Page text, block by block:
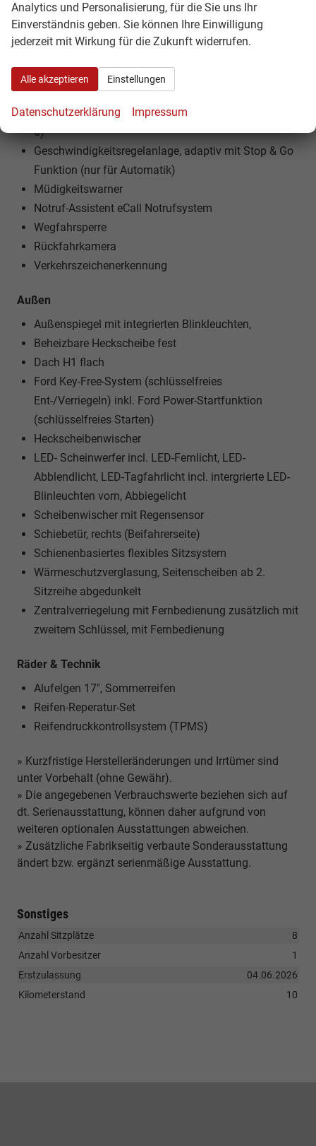
Sicherheit & Assistenz
Airbags: Beifahrerseite inkl. Deaktivierungsfunktion -
Elektronisches Sicherheits- und Stabilitätsprogramm
(ESP) zusätzlich mit elektronischem
Bremskraftverstärker (siehe Technologie-Paket 5 und
6)
Geschwindigkeitsregelanlage, adaptiv mit Stop & Go
Funktion (nur für Automatik)
Müdigkeitswarner
Notruf-Assistent eCall Notrufsystem
Wegfahrsperre
Rückfahrkamera
Verkehrszeichenerkennung
Außen
Außenspiegel mit integrierten Blinkleuchten,
Beheizbare Heckscheibe fest
Dach H1 flach
Ford Key-Free-System (schlüsselfreies
Ent-/Verriegeln) inkl. Ford Power-Startfunktion
(schlüsselfreies Starten)
Heckscheibenwischer
LED- Scheinwerfer incl. LED-Fernlicht, LED-
Abblendlicht, LED-Tagfahrlicht incl. intergrierte LED-
Blinleuchten vorn, Abbiegelicht
Scheibenwischer mit Regensensor
Schiebetür, rechts (Beifahrerseite)
Schienenbasiertes flexibles Sitzsystem
Wärmeschutzverglasung, Seitenscheiben ab 2.
Sitzreihe abgedunkelt
Zentralverriegelung mit Fernbedienung zusätzlich mit
zweitem Schlüssel, mit Fernbedienung
Räder & Technik
Alufelgen 17", Sommerreifen
Reifen-Reperatur-Set
Reifendruckkontrollsystem (TPMS)
» Kurzfristige Herstelleränderungen und Irrtümer sind
unter Vorbehalt (ohne Gewähr).
» Die angegebenen Verbrauchswerte beziehen sich auf
dt. Serienausstattung, können daher aufgrund von
weiteren optionalen Ausstattungen abweichen.
» Zusätzliche Fabrikseitig verbaute Sonderausstattung
ändert bzw. ergänzt serienmäßige Ausstattung.
Sonstiges
Anzahl Sitzplätze
8
Anzahl Vorbesitzer
1
Erstzulassung
04.06.2026
Kilometerstand
10
Analytics und Personalisierung, für die Sie uns Ihr
Einverständnis geben. Sie können Ihre Einwilligung
jederzeit mit Wirkung für die Zukunft widerrufen.
Alle akzeptieren Einstellungen
Datenschutzerklärung Impressum